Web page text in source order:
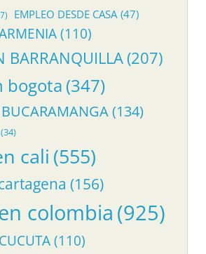
EMPLEO DESDE CASA (47)
(110)
BARRANQUILLA(207)
bogota (347)
(134)
(34)
cali (555)
(156)
colombia (925)
(110)